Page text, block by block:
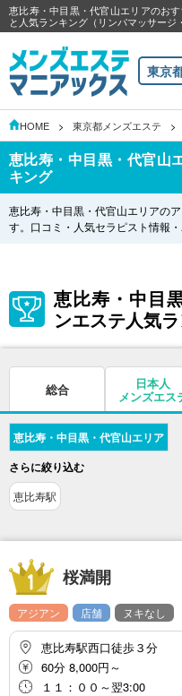
恵比寿・中目黒・代官山エリアのお
と人気ランキング（リンパマッサージ
東京
HOME 東京都メンズエステ
恵比寿・中目黒・代官山
キング
恵比寿・中目黒・代官山エリアの
す。口コミ・人気セラピスト情報
恵比寿・中目
ンエステ人気
総合 日本人
メンズエス
恵比寿・中目黒・代官山エリア
さらに絞り込む
恵比寿駅
桜満開
アジアン 店舗 ヌキなし
恵比寿駅西口徒歩３分
60分 8,000円～
１１：００～翌3:00